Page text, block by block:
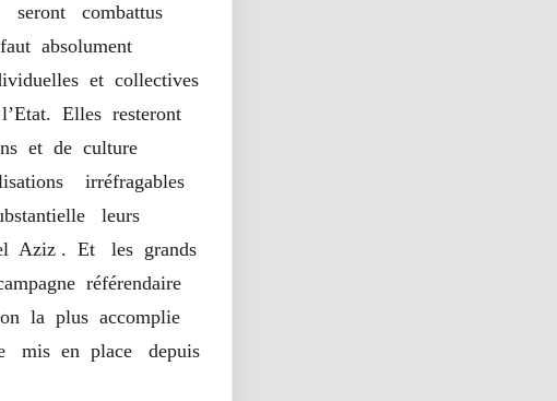
combattus
absolument
et collectives
Elles resteront
et de culture
irréfragables
leurs
Aziz . Et les grands
référendaire
la plus accomplie
mis en place depuis